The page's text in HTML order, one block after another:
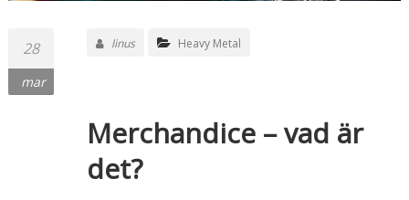
28
mar
linus Heavy Metal
Merchandice – vad är
det?